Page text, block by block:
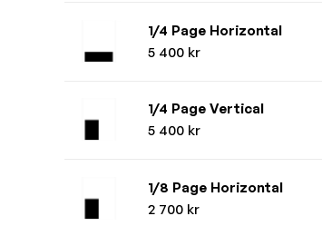
1/4 Page Horizontal
5 400 kr
1/4 Page Vertical
5 400 kr
1/8 Page Horizontal
2 700 kr